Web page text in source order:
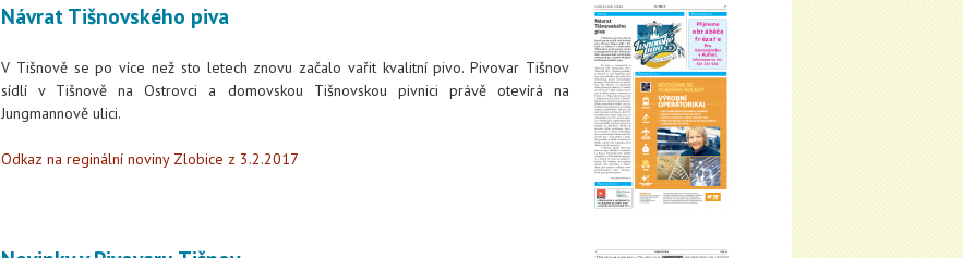
Návrat Tišnovského piva
V Tišnově se po více než sto letech znovu začalo vařit kvalitní pivo. Pivovar Tišnov
sídlí v Tišnově na Ostrovci a domovskou Tišnovskou pivnici právě otevírá na
Jungmannově ulici.
Odkaz na reginální noviny Zlobice z 3.2.2017